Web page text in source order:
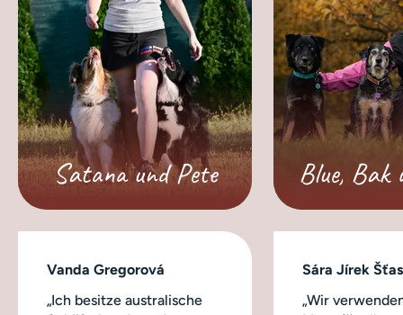
Satana und Pete
Vanda Gregorová
„Ich besitze australische
Blue, Bak
Sára Jírek
„Wir